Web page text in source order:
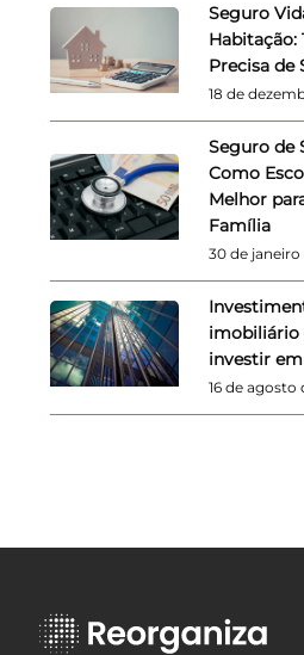
Seguro
Habitação:
Precisa de
18 de
Seguro de
Como
Melhor
Família
30 de janeiro
imobiliário
investir
16 de agosto